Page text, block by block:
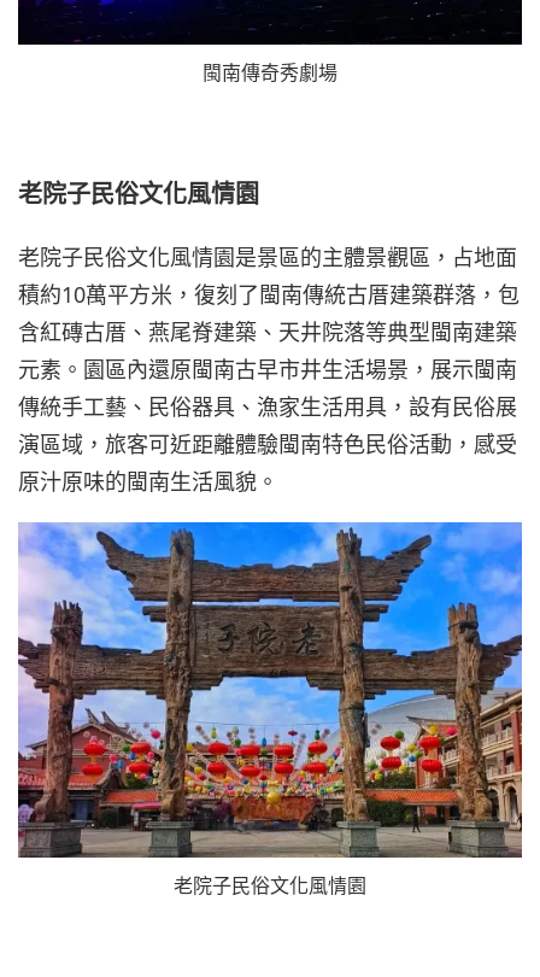
閩南傳奇秀劇場
老院子民俗文化風情園
老院子民俗文化風情園是景區的主體景觀區，占地面
積約10萬平方米，復刻了閩南傳統古厝建築群落，包
含紅磚古厝、燕尾脊建築、天井院落等典型閩南建築
元素。園區內還原閩南古早市井生活場景，展示閩南
傳統手工藝、民俗器具、漁家生活用具，設有民俗展
演區域，旅客可近距離體驗閩南特色民俗活動，感受
原汁原味的閩南生活風貌。
老院子民俗文化風情園